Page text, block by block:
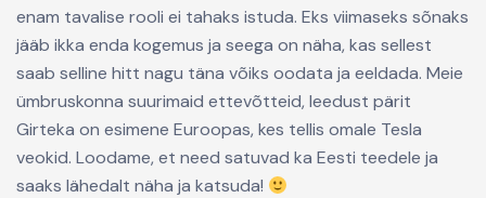
enam tavalise rooli ei tahaks istuda. Eks viimaseks sõnaks
jääb ikka enda kogemus ja seega on näha, kas sellest
saab selline hitt nagu täna võiks oodata ja eeldada. Meie
ümbruskonna suurimaid ettevõtteid, leedust pärit
Girteka on esimene Euroopas, kes tellis omale Tesla
veokid. Loodame, et need satuvad ka Eesti teedele ja
saaks lähedalt näha ja katsuda!